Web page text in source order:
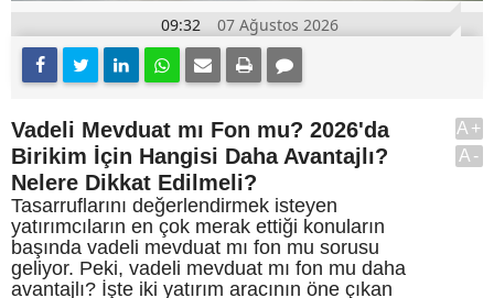
09:32 07 Ağustos 2026
Vadeli Mevduat mı Fon mu? 2026'da
Birikim İçin Hangisi Daha Avantajlı?
Nelere Dikkat Edilmeli?
Tasarruflarını değerlendirmek isteyen
yatırımcıların en çok merak ettiği konuların
başında vadeli mevduat mı fon mu sorusu
geliyor. Peki, vadeli mevduat mı fon mu daha
avantajlı? İşte iki yatırım aracının öne çıkan
A+
A-